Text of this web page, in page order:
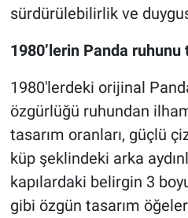
sürdürülebilirlik ve
1980’lerin Panda ruhunu
1980'lerdeki orijinal
özgürlüğü ruhundan
tasarım oranları, güçlü
küp şeklindeki arka
kapılardaki belirgin 3
gibi özgün tasarım